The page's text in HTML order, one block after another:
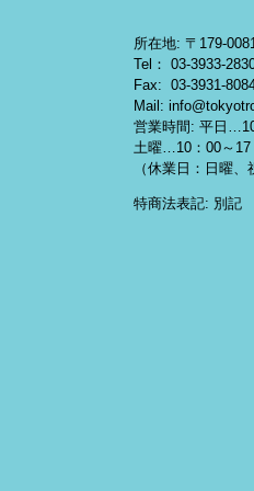
所在地: 〒179-
Tel： 03-3933-
Fax: 03-3931-
Mail:
営業時間: 平日
土曜…10：00～17
（休業日：日曜
特商法表記: 別記